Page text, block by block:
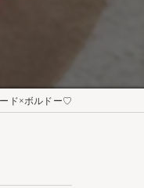
ド×ボルドー♡